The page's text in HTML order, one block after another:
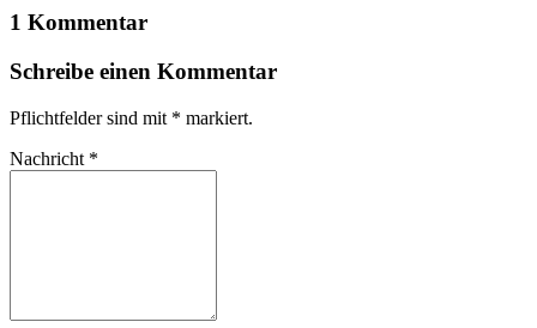
1 Kommentar
Schreibe einen Kommentar
Pflichtfelder sind mit * markiert.
Nachricht *